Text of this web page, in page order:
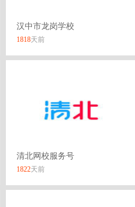
汉中市龙岗学校
1818天前
清北网校服务号
1822天前